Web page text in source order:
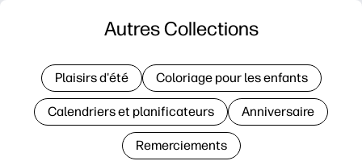
Autres Collections
Plaisirs d'été Coloriage pour les enfants
Calendriers et planificateurs Anniversaire
Remerciements